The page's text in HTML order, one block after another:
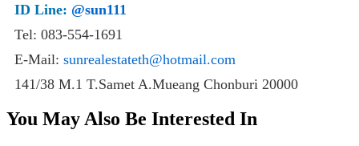
ID Line: @sun111
Tel: 083-554-1691
E-Mail: sunrealestateth@hotmail.com
141/38 M.1 T.Samet A.Mueang Chonburi 20000
You May Also Be Interested In